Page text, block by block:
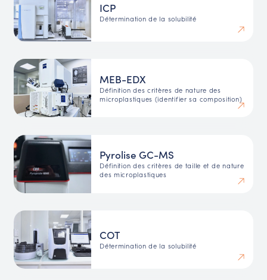
ICP
Détermination de la solubilité
MEB-EDX
Définition des critères de nature des
microplastiques (identifier sa composition)
Pyrolise GC-MS
Définition des critères de taille et de nature
des microplastiques
COT
Détermination de la solubilité